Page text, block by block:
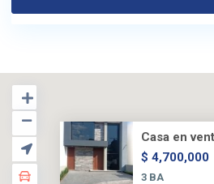
Casa en
$ 4,700,000
3 BA